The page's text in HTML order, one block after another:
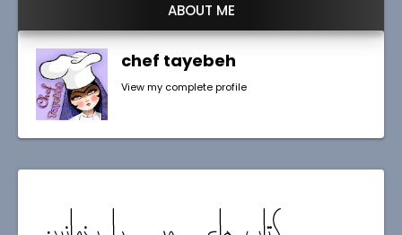
ABOUT ME
chef tayebeh
View my complete profile